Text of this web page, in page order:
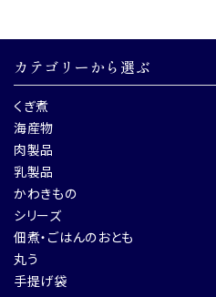
カテゴリーから選ぶ
くぎ煮
海産物
肉製品
乳製品
かわきもの
シリーズ
佃煮・ごはんのおとも
丸う
手提げ袋